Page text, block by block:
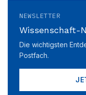
NEWSLETTER
Wissenschaft-
Die wichtigsten
Postfach.